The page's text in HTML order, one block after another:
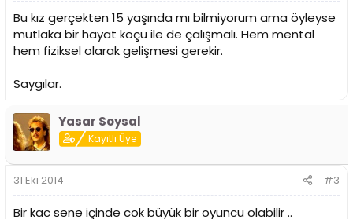
Bu kız gerçekten 15 yaşında mı bilmiyorum ama öyleyse
mutlaka bir hayat koçu ile de çalışmalı. Hem mental
hem fiziksel olarak gelişmesi gerekir.
Saygılar.
Yasar Soysal
Kayıtlı Üye
31 Eki 2014 #3
Bir kac sene içinde cok büyük bir oyuncu olabilir ..